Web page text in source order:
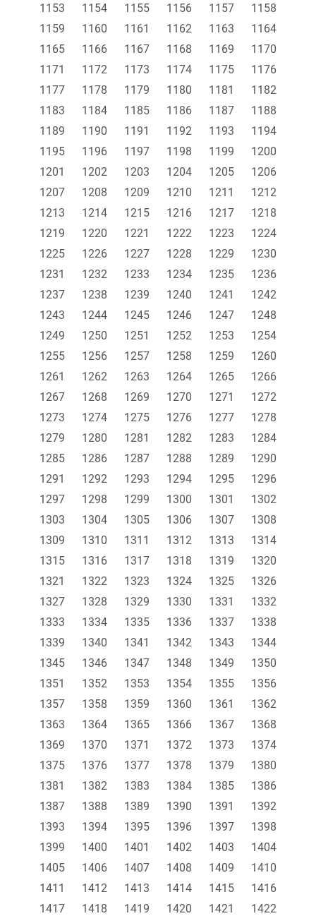
1153 1154 1155 1156 1157
1158
1159
1160 1161 1162 1163
1164
1165
1166 1167 1168 1169
1170
1171
1172 1173 1174 1175
1176
1177
1178 1179 1180 1181
1182
1183
1184 1185 1186 1187
1188
1189
1190 1191 1192 1193
1194
1195
1196 1197 1198 1199
1200
1201
1202 1203 1204 1205
1206
1207
1208 1209 1210 1211
1212
1213
1214 1215 1216 1217
1218
1219
1220 1221 1222 1223
1224
1225
1226 1227 1228 1229
1230
1231
1232 1233 1234 1235
1236
1237
1238 1239 1240 1241
1242
1243
1244 1245 1246 1247
1248
1249
1250 1251 1252 1253
1254
1255
1256 1257 1258 1259
1260
1261
1262 1263 1264 1265
1266
1267
1268 1269 1270 1271
1272
1273
1274 1275 1276 1277
1278
1279
1280 1281 1282 1283
1284
1285
1286 1287 1288 1289
1290
1291
1292 1293 1294 1295
1296
1297
1298 1299 1300 1301
1302
1303
1304 1305 1306 1307
1308
1309
1310 1311 1312 1313
1314
1315
1316 1317 1318 1319
1320
1321
1322 1323 1324 1325
1326
1327
1328 1329 1330 1331
1332
1333
1334 1335 1336 1337
1338
1339
1340 1341 1342 1343
1344
1345
1346 1347 1348 1349
1350
1351
1352 1353 1354 1355
1356
1357
1358 1359 1360 1361
1362
1363
1364 1365 1366 1367
1368
1369
1370 1371 1372 1373
1374
1375
1376 1377 1378 1379
1380
1381
1382 1383 1384 1385
1386
1387
1388 1389 1390 1391
1392
1393
1394 1395 1396 1397
1398
1399
1400 1401 1402 1403
1404
1405
1406 1407 1408 1409
1410
1411
1412 1413 1414 1415
1416
1417
1418 1419 1420 1421
1422